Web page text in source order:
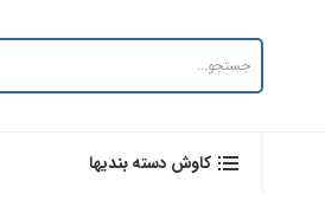
کاوش دسته بندیها